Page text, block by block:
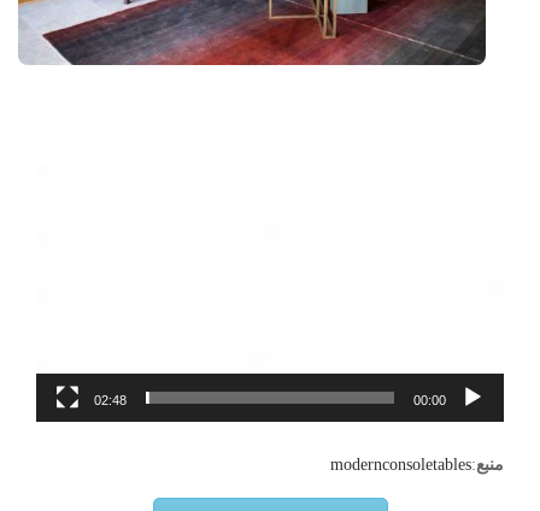
00:00
02:48
منبع:
modernconsoletables